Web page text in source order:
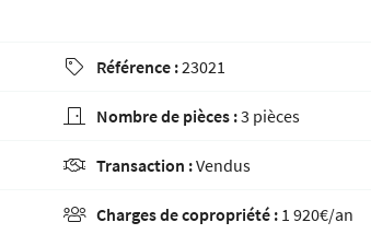
 Référence :23021
 Nombre de pièces :3 pièces
 Transaction :Vendus
 Charges de copropriété :1 920€/an